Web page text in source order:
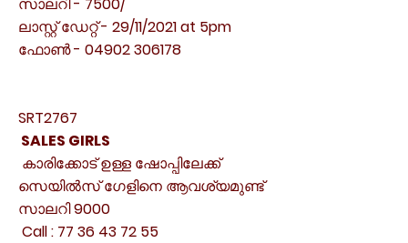
ലാസ്റ്റ് ഡേറ്റ്- 29/11/2021 at 5pm
ഫോൺ- 04902 306178
SRT2767
SALES GIRLS
കാരിക്കോട് ഉള്ള ഷോപ്പിലേക്ക്
സെയിൽസ് ഗേളിനെ ആവശ്യമുണ്ട്
സാലറി9000
Call : 77 36 43 72 55